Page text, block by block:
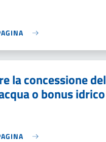
la concessione del
o bonus idrico